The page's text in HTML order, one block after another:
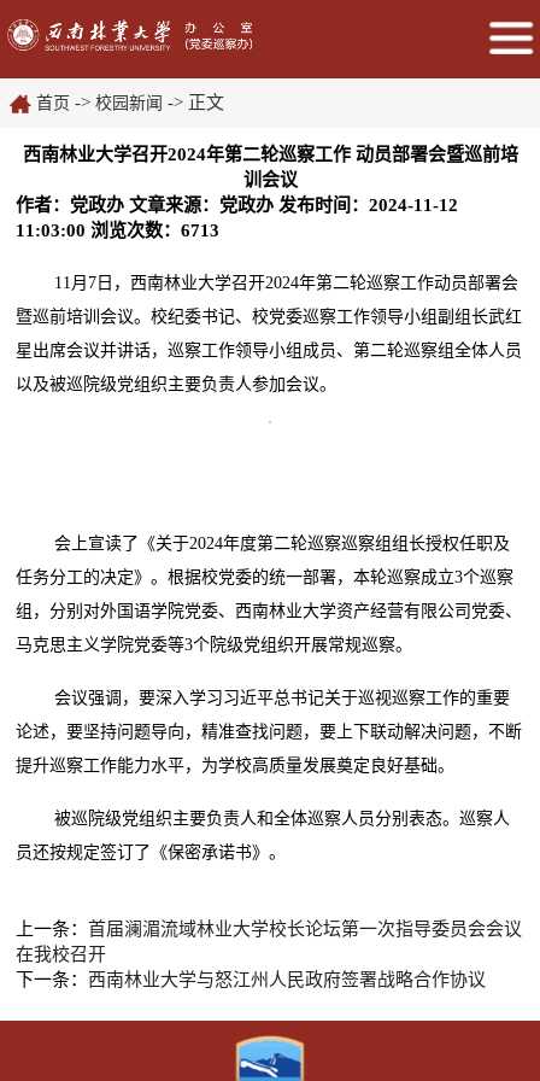
首页 -> 校园新闻 -> 正文
西南林业大学召开2024年第二轮巡察工作 动员部署会暨巡前培
训会议
作者：党政办 文章来源：党政办 发布时间：2024-11-12
11:03:00 浏览次数：6713
11月7日，西南林业大学召开2024年第二轮巡察工作动员部署会
暨巡前培训会议。校纪委书记、校党委巡察工作领导小组副组长武红
星出席会议并讲话，巡察工作领导小组成员、第二轮巡察组全体人员
以及被巡院级党组织主要负责人参加会议。
会上宣读了《关于2024年度第二轮巡察巡察组组长授权任职及
任务分工的决定》。根据校党委的统一部署，本轮巡察成立3个巡察
组，分别对外国语学院党委、西南林业大学资产经营有限公司党委、
马克思主义学院党委等3个院级党组织开展常规巡察。
会议强调，要深入学习习近平总书记关于巡视巡察工作的重要
论述，要坚持问题导向，精准查找问题，要上下联动解决问题，不断
提升巡察工作能力水平，为学校高质量发展奠定良好基础。
被巡院级党组织主要负责人和全体巡察人员分别表态。巡察人
员还按规定签订了《保密承诺书》。
上一条：首届澜湄流域林业大学校长论坛第一次指导委员会会议
在我校召开
下一条： 西南林业大学与怒江州人民政府签署战略合作协议